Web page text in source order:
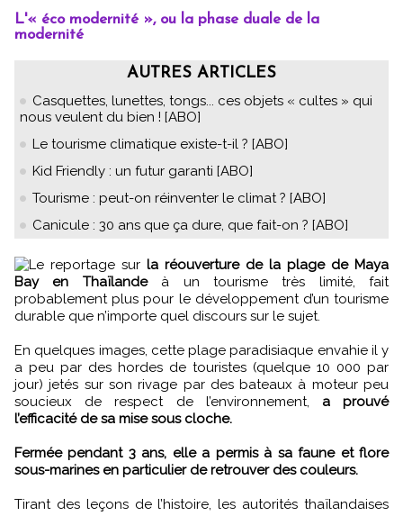
L'« éco modernité », ou la phase duale de la
modernité
AUTRES ARTICLES
Casquettes, lunettes, tongs... ces objets « cultes » qui
nous veulent du bien ! [ABO]
Le tourisme climatique existe-t-il ? [ABO]
Kid Friendly : un futur garanti [ABO]
Tourisme : peut-on réinventer le climat ? [ABO]
Canicule : 30 ans que ça dure, que fait-on ? [ABO]
Le reportage sur la réouverture de la plage de Maya
Bay en Thaïlandeà un tourisme très limité, fait
probablement plus pour le développement d’un tourisme
durable que n’importe quel discours sur le sujet.
En quelques images, cette plage paradisiaque envahie il y
a peu par des hordes de touristes (quelque 10 000 par
jour) jetés sur son rivage par des bateaux à moteur peu
soucieux de respect de l’environnement, a prouvé
l’efficacité de sa mise sous cloche.
Fermée pendant 3 ans, elle a permis à sa faune et flore
sous-marines en particulier de retrouver des couleurs.
Tirant des leçons de l’histoire, les autorités thaïlandaises